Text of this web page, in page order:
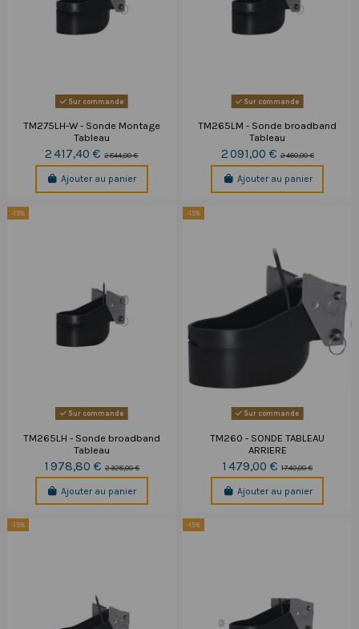
Sur commande
TM275LH-W - Sonde Montage
Tableau
2 417,40 €2 844,00 €
Ajouter au panier
Sur commande
TM265LM - Sonde broadband
Tableau
2 091,00 €2 460,00 €
Ajouter au panier
-15%
Sur commande
TM265LH - Sonde broadband
Tableau
1 978,80 € 2 328,00 €
Ajouter au panier
-15%
Sur commande
TM260 - SONDE TABLEAU
ARRIERE
1 479,00 €1 740,00 €
Ajouter au panier
-15% -15%